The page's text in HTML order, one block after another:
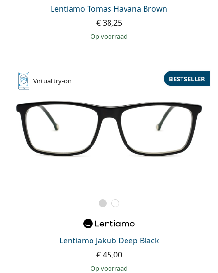
Lentiamo Tomas Havana Brown
€ 38,25
op voorraad
Virtualtry-on
Lentiamo Jakub Deep Black
BESTSELLER
€ 45,00
op voorraad